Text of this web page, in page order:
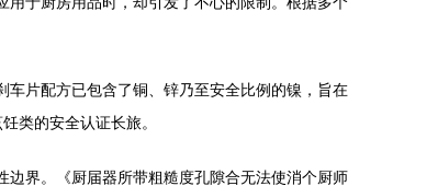
片配方已包含了铜、锌乃至安全比例的镍，旨在
类的安全认证长旅。
界。《厨届器所带粗糙度孔隙合无法使消个厨师